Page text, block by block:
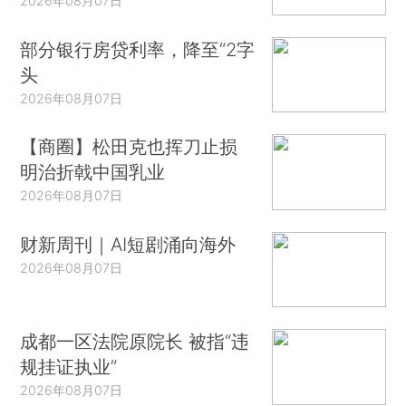
部分银行房贷利率，降至“2字
头
2026年08月07日
【商圈】松田克也挥刀止损
明治折戟中国乳业
2026年08月07日
财新周刊｜AI短剧涌向海外
2026年08月07日
成都一区法院原院长 被指“违
规挂证执业”
2026年08月07日